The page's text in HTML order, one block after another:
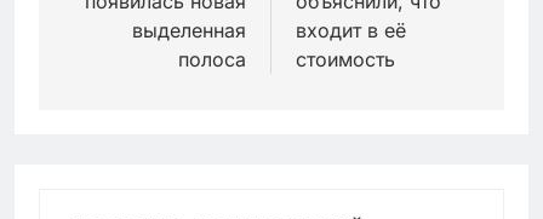
выделенная
полоса
входит в её
стоимость